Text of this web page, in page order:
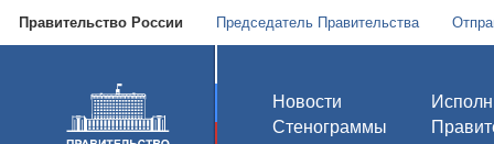
Правительство России Председатель Правительства
Новости
Стенограммы